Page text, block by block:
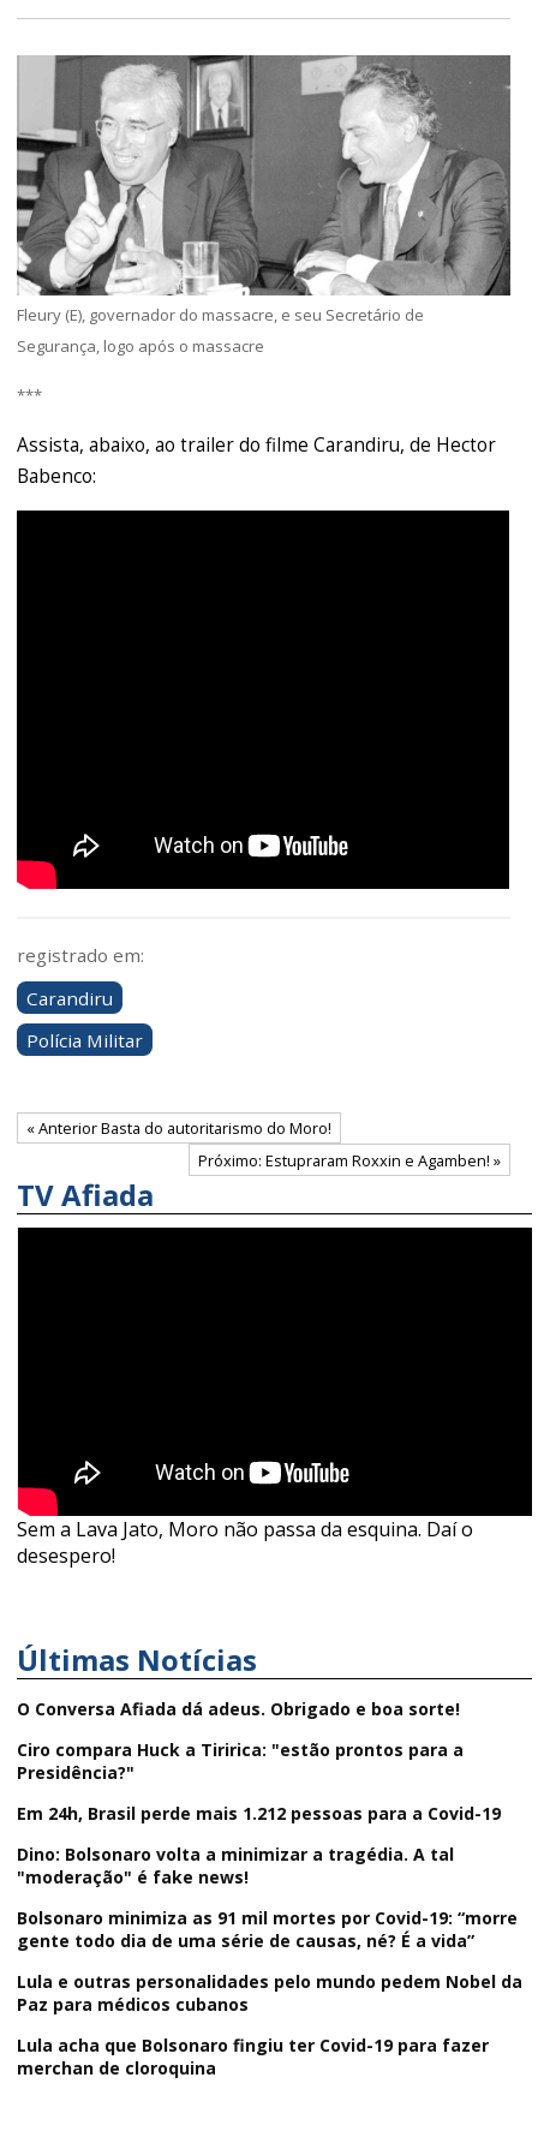
Fleury (E), governador do massacre, e seu Secretário de
Segurança, logo após o massacre
***
Assista, abaixo, ao trailer do filme Carandiru, de Hector
Babenco:
registrado em:
Carandiru
Polícia Militar
« Anterior Basta do autoritarismo do Moro!
Próximo: Estupraram Roxxin e Agamben! »
TV Afiada
Sem a Lava Jato, Moro não passa da esquina. Daí o
desespero!
Últimas Notícias
O Conversa Afiada dá adeus. Obrigado e boa sorte!
Ciro compara Huck a Tiririca: "estão prontos para a
Presidência?"
Em 24h, Brasil perde mais 1.212 pessoas para a Covid-19
Dino: Bolsonaro volta a minimizar a tragédia. A tal
"moderação" é fake news!
Bolsonaro minimiza as 91 mil mortes por Covid-19: “morre
gente todo dia de uma série de causas, né? É a vida”
Lula e outras personalidades pelo mundo pedem Nobel da
Paz para médicos cubanos
Lula acha que Bolsonaro fingiu ter Covid-19 para fazer
merchan de cloroquina